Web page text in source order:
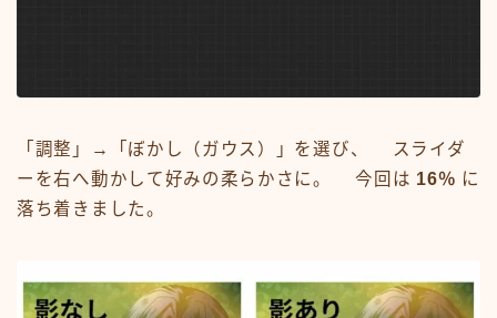
「調整」→「ぼかし（ガウス）」を選び、 スライダ
ーを右へ動かして好みの柔らかさに。 今回は 16％ に
落ち着きました。